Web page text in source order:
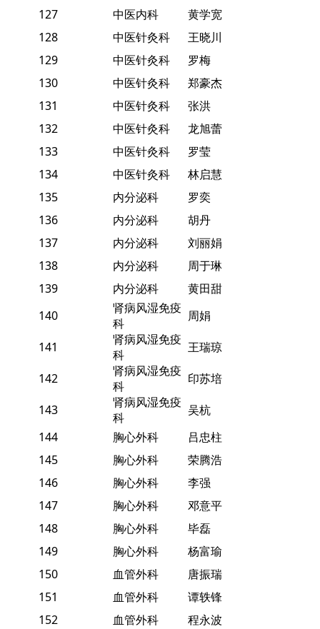
127
中医内科
黄学宽
128
中医针灸科
王晓川
129
中医针灸科
罗梅
130
中医针灸科
郑豪杰
131
中医针灸科
张洪
132
中医针灸科
龙旭蕾
133
中医针灸科
罗莹
134
中医针灸科
林启慧
135
内分泌科
罗奕
136
内分泌科
胡丹
137
内分泌科
刘丽娟
138
内分泌科
周于琳
139
内分泌科
黄田甜
140
肾病风湿免疫
科
周娟
141
肾病风湿免疫
科
王瑞琼
142
肾病风湿免疫
科
印苏培
143
肾病风湿免疫
科
吴杭
144
胸心外科
吕忠柱
145
胸心外科
荣腾浩
146
胸心外科
李强
147
胸心外科
邓意平
148
胸心外科
毕磊
149
胸心外科
杨富瑜
150
血管外科
唐振瑞
151
血管外科
谭轶锋
152
血管外科
程永波